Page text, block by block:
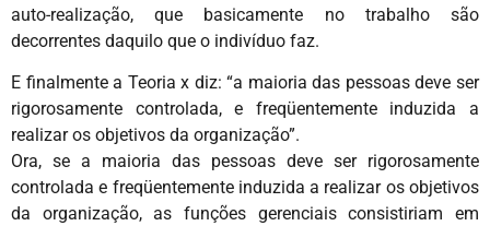
auto-realização, que basicamente no trabalho são
decorrentes daquilo que o indivíduo faz.
E finalmente a Teoria x diz: “a maioria das pessoas deve ser
rigorosamente controlada, e freqüentemente induzida a
realizar os objetivos da organização”.
Ora, se a maioria das pessoas deve ser rigorosamente
controlada e freqüentemente induzida a realizar os objetivos
da organização, as funções gerenciais consistiriam em